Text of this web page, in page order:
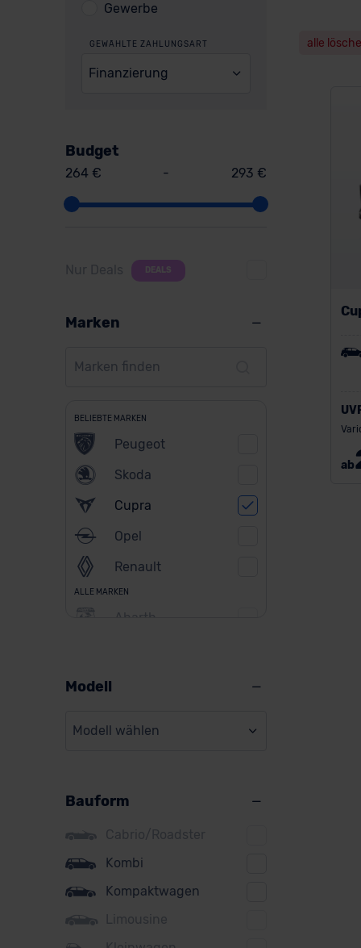
Gewerbe
GEWÄHLTE ZAHLUNGSART
Finanzierung
Budget
264 € - 293 €
Nur Deals DEALS
Marken
BELIEBTE MARKEN
Peugeot
Skoda
Cupra
Opel
Renault
ALLE MARKEN
Abarth
BMW
Citroen
Cupra
DS
Dacia
Fiat
Modell
Modell wählen
Bauform
Cabrio/Roadster
Kombi
Kompaktwagen
Limousine
alle
ab